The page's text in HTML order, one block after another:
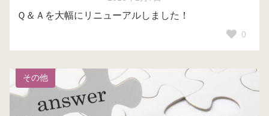
Ｑ＆Ａを大幅にリニューアルしました！
0
その他